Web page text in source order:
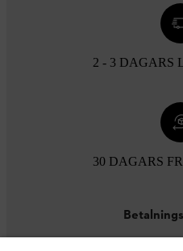
2 - 3 DAGARS
30 DAGARS